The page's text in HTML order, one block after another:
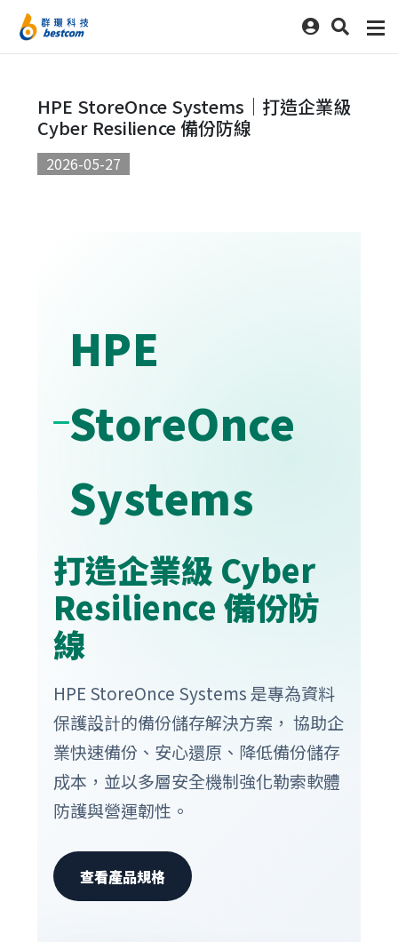
HPE StoreOnce Systems｜打造企業級
Cyber Resilience 備份防線
2026-05-27
HPE
StoreOnce
Systems
打造企業級 Cyber
Resilience 備份防
線
HPE StoreOnce Systems 是專為資料
保護設計的備份儲存解決方案， 協助企
業快速備份、安心還原、降低備份儲存
成本，並以多層安全機制強化勒索軟體
防護與營運韌性。
查看產品規格